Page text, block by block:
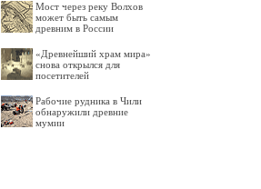
Мост через реку Волхов
может быть самым
древним в России
«Древнейший храм мира»
снова открылся для
посетителей
Рабочие рудника в Чили
обнаружили древние
мумии